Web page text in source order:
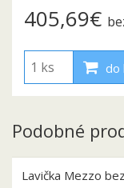
405,69€
do
Podobné
Lavička Mezzo